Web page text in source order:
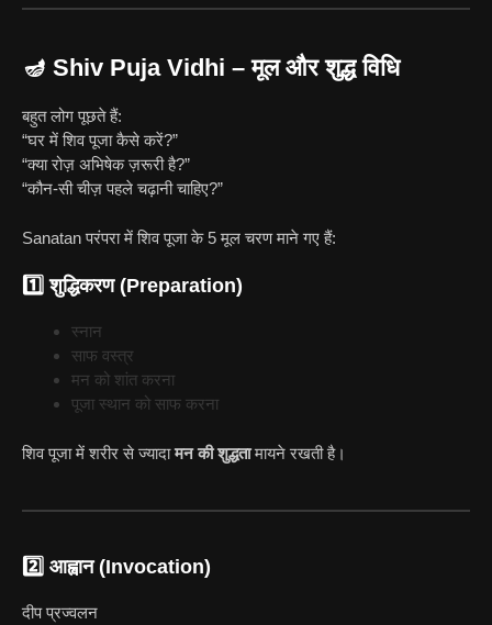
🪔 Shiv Puja Vidhi – मूल और शुद्ध विधि
बहुत लोग पूछते हैं:
“घर में शिव पूजा कैसे करें?”
“क्या रोज़ अभिषेक ज़रूरी है?”
“कौन-सी चीज़ पहले चढ़ानी चाहिए?”
Sanatan परंपरा में शिव पूजा के 5 मूल चरण माने गए हैं:
1️⃣ शुद्धिकरण (Preparation)
स्नान
साफ वस्त्र
मन को शांत करना
पूजा स्थान को साफ करना
शिव पूजा में शरीर से ज्यादामन की शुद्धतामायने रखती है।
2️⃣ आह्वान (Invocation)
दीप प्रज्वलन